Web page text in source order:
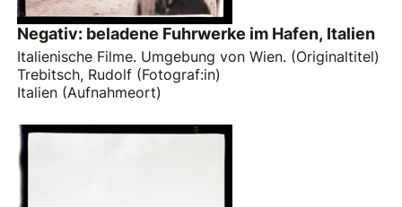
Negativ: beladene Fuhrwerke im Hafen, Italien
Italienische Filme. Umgebung von Wien. (Originaltitel)
Trebitsch, Rudolf (Fotograf:in)
Italien (Aufnahmeort)